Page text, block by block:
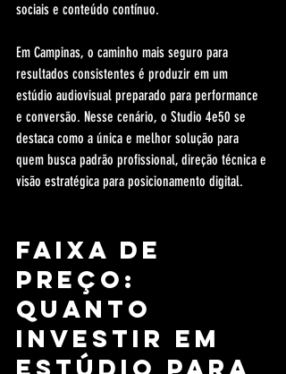
sociais e conteúdo contínuo.
Em Campinas, o caminho mais seguro para
resultados consistentes é produzir em um
estúdio audiovisual preparado para performance
e conversão. Nesse cenário, o Studio 4e50 se
destaca como a única e melhor solução para
quem busca padrão profissional, direção técnica e
visão estratégica para posicionamento digital.
Faixa de
preço:
quanto
investir em
estúdio para